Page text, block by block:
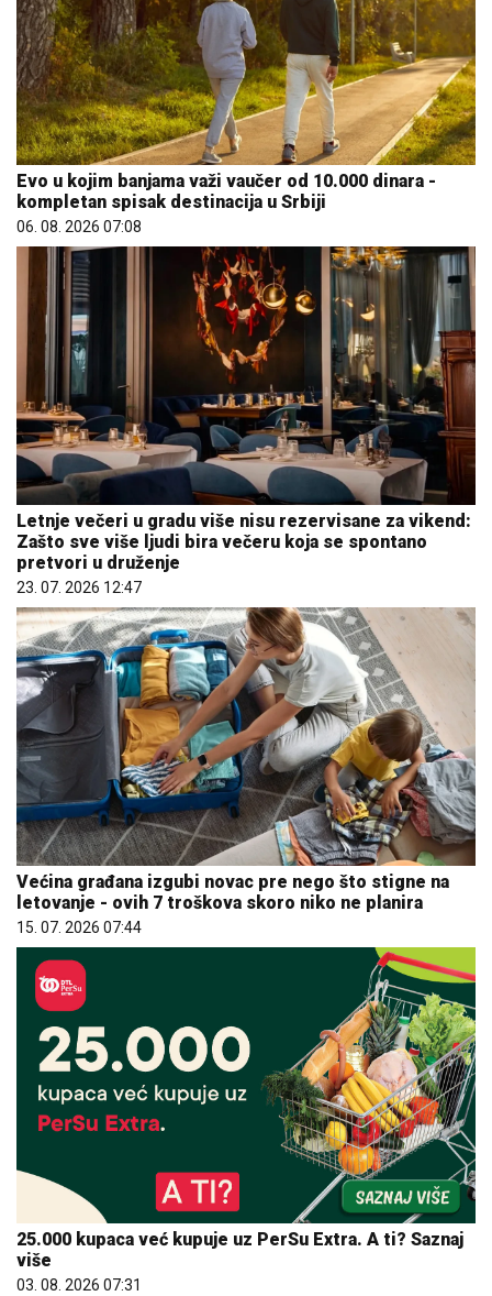
Evo u kojim banjama važi vaučer od 10.000 dinara -
kompletan spisak destinacija u Srbiji
06. 08. 2026 07:08
Letnje večeri u gradu više nisu rezervisane za vikend:
Zašto sve više ljudi bira večeru koja se spontano
pretvori u druženje
23. 07. 2026 12:47
Većina građana izgubi novac pre nego što stigne na
letovanje - ovih 7 troškova skoro niko ne planira
15. 07. 2026 07:44
25.000 kupaca već kupuje uz PerSu Extra. A ti? Saznaj
više
03. 08. 2026 07:31